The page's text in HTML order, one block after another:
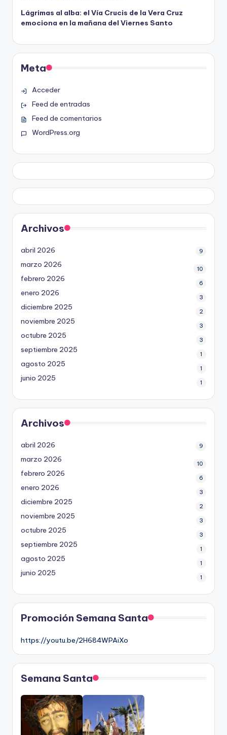
Lágrimas al alba: el Vía Crucis de la Vera Cruz
emociona en la mañana del Viernes Santo
Meta
Acceder
Feed de entradas
Feed de comentarios
WordPress.org
Archivos
abril 2026 9
marzo 2026 10
febrero 2026 6
enero 2026 3
diciembre 2025 2
noviembre 2025 3
octubre 2025 3
septiembre 2025 1
agosto 2025 1
junio 2025 1
Archivos
abril 2026 9
marzo 2026 10
febrero 2026 6
enero 2026 3
diciembre 2025 2
noviembre 2025 3
octubre 2025 3
septiembre 2025 1
agosto 2025 1
junio 2025 1
Promoción Semana Santa
https://youtu.be/2H684WPAiXo
Semana Santa